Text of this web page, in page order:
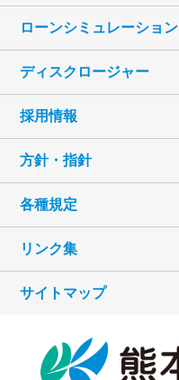
ローンシミュレーション
ディスクロージャー
採用情報
方針・指針
各種規定
リンク集
サイトマップ